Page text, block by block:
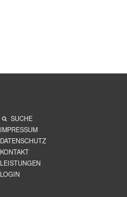
SUCHE
IMPRESSUM
DATENSCHUTZ
KONTAKT
LEISTUNGEN
LOGIN